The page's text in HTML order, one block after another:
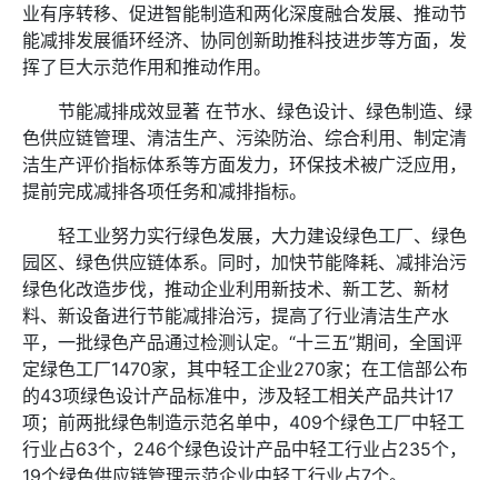
业有序转移、促进智能制造和两化深度融合发展、推动节
能减排发展循环经济、协同创新助推科技进步等方面，发
挥了巨大示范作用和推动作用。
节能减排成效显著 在节水、绿色设计、绿色制造、绿
色供应链管理、清洁生产、污染防治、综合利用、制定清
洁生产评价指标体系等方面发力，环保技术被广泛应用，
提前完成减排各项任务和减排指标。
轻工业努力实行绿色发展，大力建设绿色工厂、绿色
园区、绿色供应链体系。同时，加快节能降耗、减排治污
绿色化改造步伐，推动企业利用新技术、新工艺、新材
料、新设备进行节能减排治污，提高了行业清洁生产水
平，一批绿色产品通过检测认定。“十三五”期间，全国评
定绿色工厂1470家，其中轻工企业270家；在工信部公布
的43项绿色设计产品标准中，涉及轻工相关产品共计17
项；前两批绿色制造示范名单中，409个绿色工厂中轻工
行业占63个，246个绿色设计产品中轻工行业占235个，
19个绿色供应链管理示范企业中轻工行业占7个。